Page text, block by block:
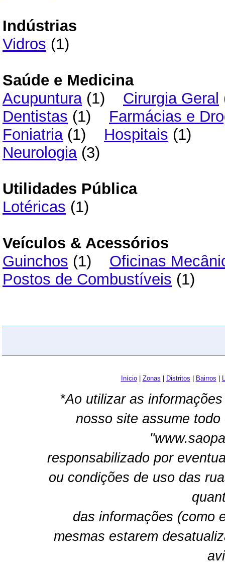
Indústrias
Vidros (1)
Saúde e Medicina
Acupuntura(1) Cirurgia Geral
Dentistas (1)
Farmácias e
Foniatria(1) Hospitais (1)
Neurologia(3)
Utilidades Pública
Lotéricas (1)
Veículos & Acessórios
Guinchos (1)
Oficinas
Postos de Combustíveis (1)
Início| Zonas Distritos Bairros
*Ao utilizar as
nosso site assume
responsabilizado por
ou condições de uso das
das informações (como
mesmas estarem